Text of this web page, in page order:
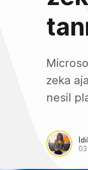
zeka
nesil